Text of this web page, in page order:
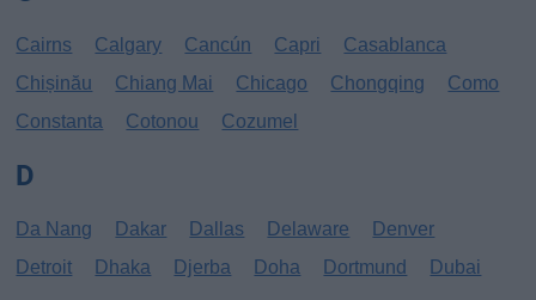
Cairns Calgary Cancún Capri
Casablanca
Chișinău
Chiang Mai Chicago Chongqing
Como
Constanta
Cotonou Cozumel
D
Da Nang Dakar Dallas Delaware
Denver
Detroit
Dhaka Djerba Doha Dortmund Dubai